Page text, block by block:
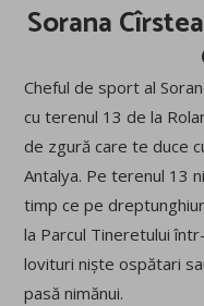
Sorana
Cheful de sport al
cu terenul 13 de la
de zgură care te duce
Antalya. Pe terenul 13
timp ce pe
la Parcul Tineretului
lovituri niște ospătari
pasă nimănui.